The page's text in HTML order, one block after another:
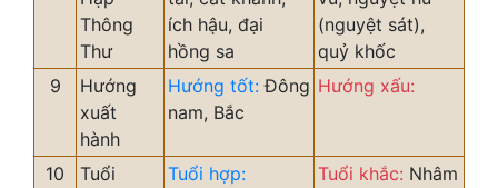
Thông
Thư
ích hậu, đại
hồng sa
(nguyệt sát),
quỷ khốc
9
Hướng
xuất
hành
Hướng tốt: Đông
nam, Bắc
Hướng xấu:
10
Tuổi
Tuổi hợp: Tuổi khắc: Nhâm